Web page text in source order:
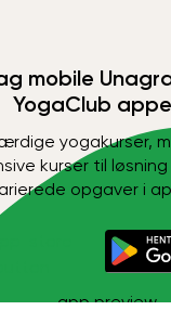
mobile
YogaClub
yogakurser,
kurser til
opgaver i